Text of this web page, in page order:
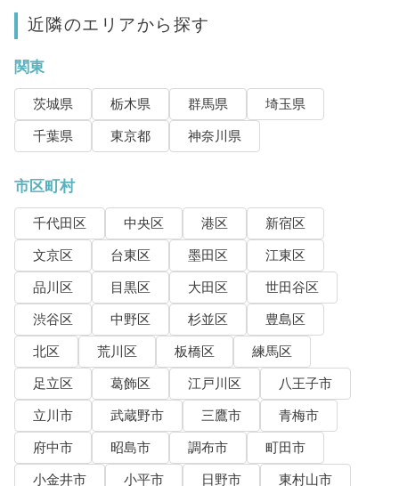
近隣のエリアから探す
関東
茨城県 栃木県 群馬県
埼玉県
千葉県
東京都 神奈川県
市区町村
千代田区 中央区 港区
新宿区
文京区
台東区 墨田区
江東区
品川区
目黒区 大田区
世田谷区
渋谷区
中野区 杉並区
豊島区
北区
荒川区 板橋区
練馬区
足立区
葛飾区 江戸川区
八王子市
立川市
武蔵野市 三鷹市
青梅市
府中市
昭島市 調布市
町田市
小金井市
小平市 日野市
東村山市